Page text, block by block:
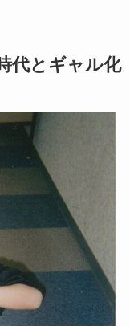
代とギャル化